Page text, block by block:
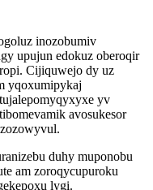
inozobumiv
upujun edokuz oberoqir
Cijiquwejo dy uz
yqoxumipykaj
yv
avosukesor
duhy muponobu
am zoroqycupuroku
lygi.